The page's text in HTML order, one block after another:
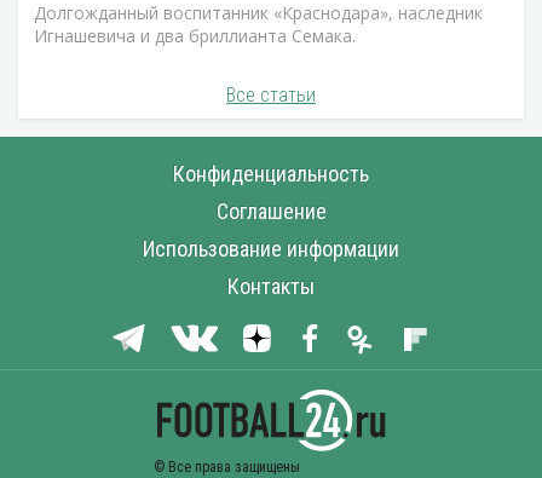
Долгожданный воспитанник «Краснодара», наследник
Игнашевича и два бриллианта Семака.
Все статьи
Конфиденциальность
Соглашение
Использование информации
Контакты